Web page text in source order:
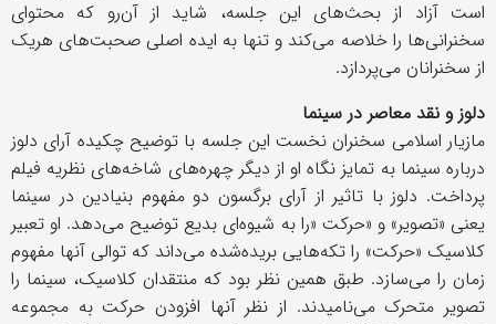
است آزاد از بحث‌های این جلسه، شاید از آن‌رو که محتوای
سخنرانی‌ها را خلاصه می‌کند و تنها به ایده اصلی صحبت‌های هریک
از سخنرانان می‌پردازد.
دلوز و نقد معاصر در سینما
مازیار اسلامی سخنران نخست این جلسه با توضیح چکیده آرای دلوز
درباره سینما به تمایز نگاه او از دیگر چهره‌های شاخه‌های نظریه فیلم
پرداخت. دلوز با تاثیر از آرای برگسون دو مفهوم بنیادین در سینما
یعنی «تصویر» و «حرکت »را به شیوه‌ای بدیع توضیح می‌دهد. او تعبیر
کلاسیک «حرکت» را تکه‌هایی بریده‌شده می‌داند که توالی آنها مفهوم
زمان را می‌سازد. طبق همین نظر بود که منتقدان کلاسیک، سینما را
تصویر متحرک می‌نامیدند. از نظر آنها افزودن حرکت به مجموعه